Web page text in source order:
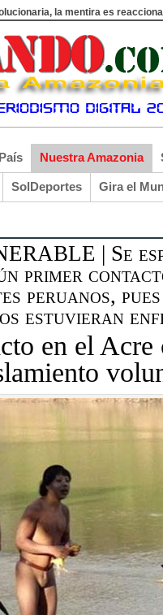
la mentira es
EL TURI TORRICO
Nuestra Amazonia
SolDeportes Gira el
| Se
primer
peruanos,
estuvieran
en el Acre